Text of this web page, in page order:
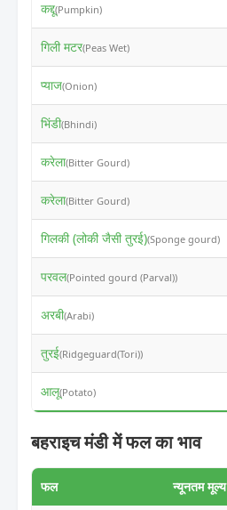
कद्दू(Pumpkin)
गिली मटर(Peas Wet)
प्याज(Onion)
भिंडी(Bhindi)
करेला(Bitter Gourd)
करेला(Bitter Gourd)
गिलकी (लोकी जैसी तुरई)(Sponge gourd)
परवल(Pointed gourd (Parval))
अरबी(Arabi)
तुरई(Ridgeguard(Tori))
आलू(Potato)
बहराइच मंडी में फल का भाव
फल न्यूनतम मूल्य